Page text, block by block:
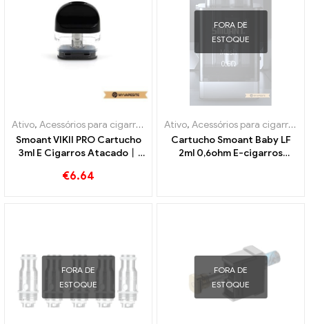
Ativo, Acessórios para cigarros eletrônicos ,Evaporador
Smoant VIKII PRO Cartucho
3ml E Cigarros Atacado丨
€6.64
FORA DE
ESTOQUE
Ativo, Acessórios para cigarros eletrônicos
Cartucho Smoant Baby LF
2ml 0,6ohm E-cigarros
FORA DE
ESTOQUE
FORA DE
ESTOQUE